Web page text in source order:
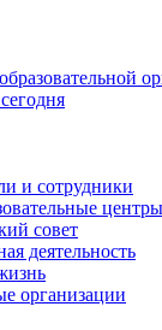
и сотрудники
центры
совет
деятельность
организации